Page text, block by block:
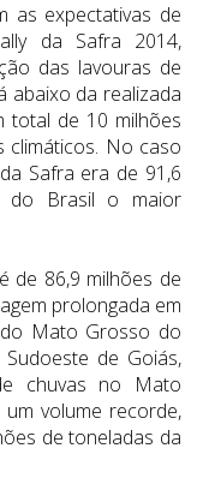
as expectativas de
da Safra 2014,
das lavouras de
abaixo da realizada
total de 10 milhões
climáticos. No caso
Safra era de 91,6
do Brasil o maior
de 86,9 milhões de
prolongada em
Mato Grosso do
de Goiás,
chuvas no Mato
volume recorde,
de toneladas da